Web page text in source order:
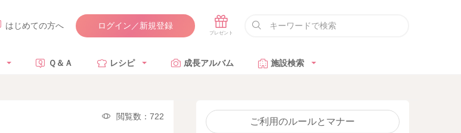
はじめての方へ ログイン／新規登録
Ｑ＆Ａ レシピ 成長アルバム 施設検索
閲覧数：722
ご利用のルールとマナー